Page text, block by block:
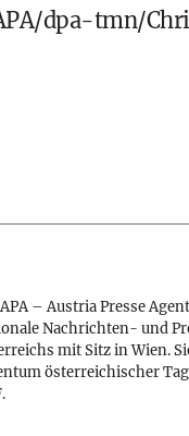
dpa-tmn/
– Austria Presse
Nachrichten- und
mit Sitz in Wien.
österreichischer